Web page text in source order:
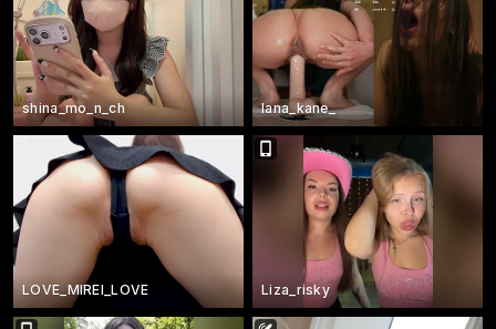
shina_mo_n_ch lana_kane_
LOVE_MIREI_LOVE Liza_risky